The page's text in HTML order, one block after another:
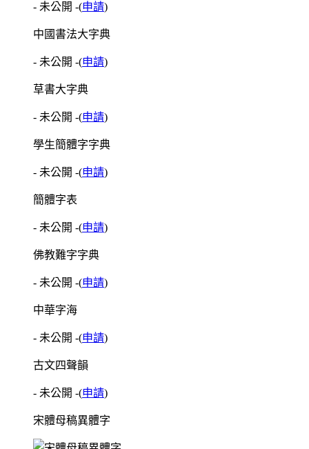
- 未公開 -(申請)
中國書法大字典
- 未公開 -(申請)
草書大字典
- 未公開 -(申請)
學生簡體字字典
- 未公開 -(申請)
簡體字表
- 未公開 -(申請)
佛教難字字典
- 未公開 -(申請)
中華字海
- 未公開 -(申請)
古文四聲韻
- 未公開 -(申請)
宋體母稿異體字